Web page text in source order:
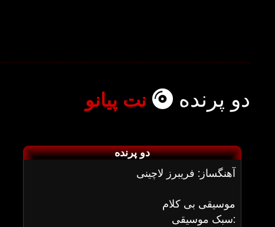
دو پرنده نت پیانو
دو پرنده
آهنگساز: فریبرز لاچینی
موسیقی بی کلام
سبک موسیقی: